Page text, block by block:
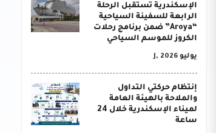
الإسكندرية تستقبل الرحلة
الرابعة للسفينة السياحية
“Aroya” ضمن برنامج رحلات
الكروز للموسم السياحي
يوليو J, 2026
إنتظام حركتي التداول
والملاحة بالهيئة العامة
لميناء الإسكندرية خلال 24
ساعة